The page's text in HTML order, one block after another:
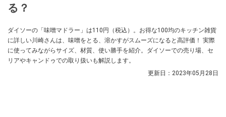
る？
ダイソーの「味噌マドラー」は110円（税込）。お得な100均のキッチン雑貨
に詳しい川崎さんは、味噌をとる、溶かすがスムーズになると高評価！ 実際
に使ってみながらサイズ、材質、使い勝手を紹介。ダイソーでの売り場、セ
リアやキャンドゥでの取り扱いも解説します。
更新日： 2023年05月28日